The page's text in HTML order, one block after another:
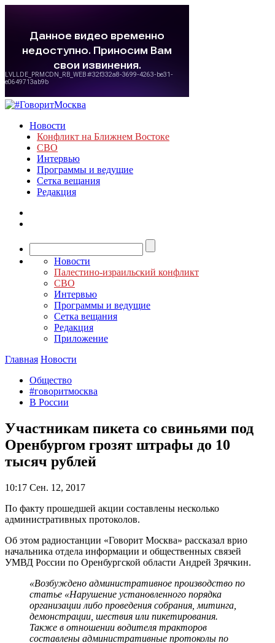
Новости
Конфликт на Ближнем Востоке
СВО
Интервью
Программы и ведущие
Сетка вещания
Редакция
Новости
Палестино-израильский конфликт
СВО
Интервью
Программы и ведущие
Сетка вещания
Редакция
Приложение
Главная Новости
Общество
#говоритмосква
В России
Участникам пикета со свиньями под
Оренбургом грозят штрафы до 10
тысяч рублей
10:17 Сен. 12, 2017
По факту прошедшей акции составлены несколько
административных протоколов.
Об этом радиостанции «Говорит Москва» рассказал врио
начальника отдела информации и общественных связей
УМВД России по Оренбургской области Андрей Зрячкин.
«Возбуждено административное производство по
статье «Нарушение установленного порядка
организации либо проведения собрания, митинга,
демонстрации, шествия или пикетирования.
Также в отношении водителя тракторов
составлены административные протоколы по